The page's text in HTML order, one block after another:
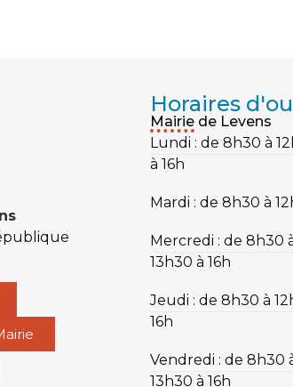
Horaires
Mairie de Levens
Lundi : de 8h30 à
à 16h
Mardi : de 8h30 à
Mercredi : de 8h30
13h30 à 16h
Jeudi : de 8h30 à
16h
Vendredi : de 8h30
13h30 à 16h